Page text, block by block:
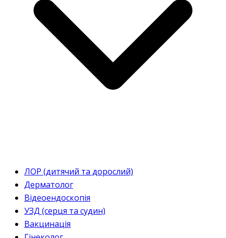
ЛОР (дитячий та дорослий)
Дерматолог
Відеоендоскопія
УЗД (серця та судин)
Вакцинація